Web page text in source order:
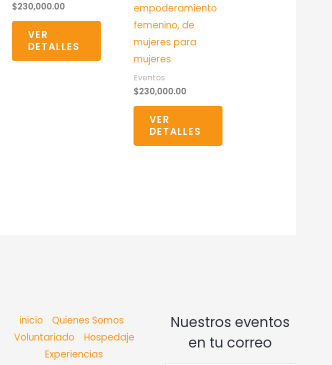
$230,000.00
VER
DETALLES
empoderamiento
femenino, de
mujeres para
mujeres
Eventos
$230,000.00
VER
DETALLES
inicio
Quienes Somos
Voluntariado
Hospedaje
Experiencias
Nuestros eventos
en tu correo